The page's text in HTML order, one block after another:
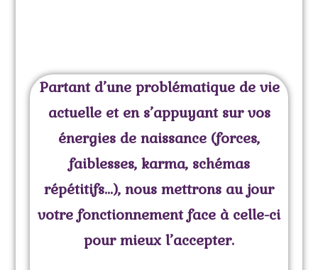
Partant d’une problématique de vie
actuelle et en s’appuyant sur vos
énergies de naissance (forces,
faiblesses, karma, schémas
répétitifs…), nous mettrons au jour
votre fonctionnement face à celle-ci
pour mieux l’accepter.